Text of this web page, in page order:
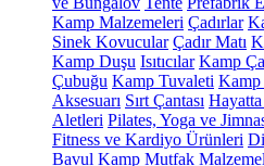
Kamp Malzemeleri Çadırlar
Sinek Kovucular Çadır Matı
Kamp Duşu Isıtıcılar Kamp
Çubuğu Kamp Tuvaleti Kamp
Aksesuarı Sırt Çantası
Aletleri Pilates, Yoga ve
Fitness ve Kardiyo Ürünleri
Bavul Kamp Mutfak